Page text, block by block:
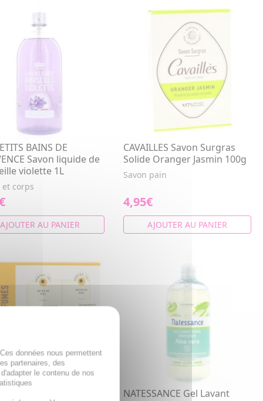
BAINS DE
Savon liquide de
violette 1L
et corps
AJOUTER AU PANIER
CAVAILLES Savon Surgras
Solide Oranger Jasmin 100g
Savon pain
4,95€
AJOUTER AU PANIER
NATESSANCE Gel Lavant
données nous permettent
partenaires, des
le contenu de nos